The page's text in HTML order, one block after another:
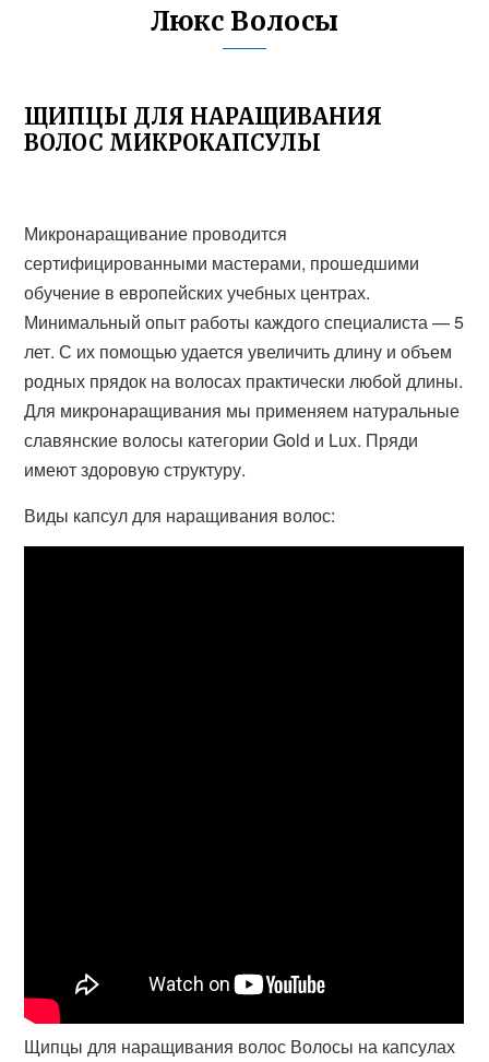
Люкс Волосы
ЩИПЦЫ ДЛЯ НАРАЩИВАНИЯ
ВОЛОС МИКРОКАПСУЛЫ
Микронаращивание проводится
сертифицированными мастерами, прошедшими
обучение в европейских учебных центрах.
Минимальный опыт работы каждого специалиста — 5
лет. С их помощью удается увеличить длину и объем
родных прядок на волосах практически любой длины.
Для микронаращивания мы применяем натуральные
славянские волосы категории Gold и Lux. Пряди
имеют здоровую структуру.
Виды капсул для наращивания волос:
Щипцы для наращивания волос Волосы на капсулах